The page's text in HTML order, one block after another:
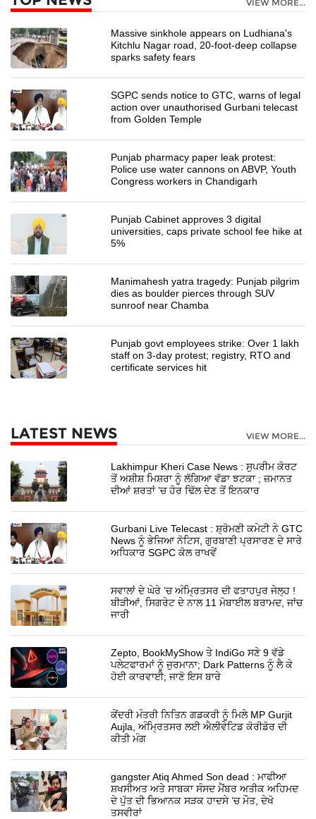
VIEW MORE...
Massive sinkhole appears on Ludhiana's
Kitchlu Nagar road, 20-foot-deep collapse
sparks safety fears
SGPC sends notice to GTC, warns of legal
action over unauthorised Gurbani telecast
from Golden Temple
Punjab pharmacy paper leak protest:
Police use water cannons on ABVP, Youth
Congress workers in Chandigarh
Punjab Cabinet approves 3 digital
universities, caps private school fee hike at
5%
Manimahesh yatra tragedy: Punjab pilgrim
dies as boulder pierces through SUV
sunroof near Chamba
Punjab govt employees strike: Over 1 lakh
staff on 3-day protest; registry, RTO and
certificate services hit
LATEST NEWS VIEW MORE...
Lakhimpur Kheri Case News : ਸੁਪਰੀਮ ਕੋਰਟ
ਤੋਂ ਅਸ਼ੀਸ਼ ਮਿਸ਼ਰਾ ਨੂੰ ਲੱਗਿਆ ਵੱਡਾ ਝਟਕਾ ; ਜ਼ਮਾਨਤ
ਦੀਆਂ ਸ਼ਰਤਾਂ ’ਚ ਹੋਰ ਢਿੱਲ ਦੇਣ ਤੋਂ ਇਨਕਾਰ
Gurbani Live Telecast : ਸ਼੍ਰੋਮਣੀ ਕਮੇਟੀ ਨੇ GTC
News ਨੂੰ ਭੇਜਿਆ ਨੋਟਿਸ, ਗੁਰਬਾਣੀ ਪ੍ਰਸਾਰਣ ਦੇ ਸਾਰੇ
ਅਧਿਕਾਰ SGPC ਕੋਲ ਰਾਖਵੇਂ
ਸਵਾਲਾਂ ਦੇ ਘੇਰੇ ’ਚ ਅੰਮ੍ਰਿਤਸਰ ਦੀ ਫਤਾਹਪੁਰ ਜੇਲ੍ਹ !
ਬੀੜੀਆਂ, ਸਿਗਰੇਟ ਦੇ ਨਾਲ 11 ਮੋਬਾਈਲ ਬਰਾਮਦ, ਜਾਂਚ
ਜਾਰੀ
Zepto, BookMyShow ਤੇ IndiGo ਸਣੇ 9 ਵੱਡੇ
ਪਲੇਟਫਾਰਮਾਂ ਨੂੰ ਜੁਰਮਾਨਾ; Dark Patterns ਨੂੰ ਲੈ ਕੇ
ਹੋਈ ਕਾਰਵਾਈ; ਜਾਣੋ ਇਸ ਬਾਰੇ
ਕੇਂਦਰੀ ਮੰਤਰੀ ਨਿਤਿਨ ਗਡਕਰੀ ਨੂੰ ਮਿਲੇ MP Gurjit
Aujla, ਅੰਮ੍ਰਿਤਸਰ ਲਈ ਐਲੀਵੇਟਿਡ ਕੋਰੀਡੋਰ ਦੀ
ਕੀਤੀ ਮੰਗ
gangster Atiq Ahmed Son dead : ਮਾਫੀਆ
ਸ਼ਖਸੀਅਤ ਅਤੇ ਸਾਬਕਾ ਸੰਸਦ ਮੈਂਬਰ ਅਤੀਕ ਅਹਿਮਦ
ਦੇ ਪੁੱਤ ਦੀ ਭਿਆਨਕ ਸੜਕ ਹਾਦਸੇ ’ਚ ਮੌਤ, ਦੇਖੋ
ਤਸਵੀਰਾਂ